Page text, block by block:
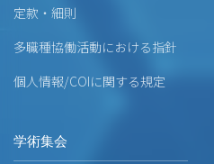
定款・細則
多職種協働活動における指針
個人情報/COIに関する規定
学術集会